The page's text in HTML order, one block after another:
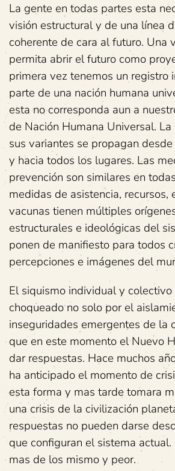
La gente en todas partes esta
visión estructural y de una línea
coherente de cara al futuro. Una
permita abrir el futuro como
primera vez tenemos un registro
parte de una nación humana
esta no corresponda aun a
de Nación Humana Universal.
sus variantes se propagan
y hacia todos los lugares. Las
prevención son similares en
medidas de asistencia, recursos,
vacunas tienen múltiples
estructurales e ideológicas del
ponen de manifiesto para todos
percepciones e imágenes del
El siquismo individual y
choqueado no solo por el
inseguridades emergentes de la
que en este momento el Nuevo
dar respuestas. Hace muchos
ha anticipado el momento de
esta forma y mas tarde tomara
una crisis de la civilización
respuestas no pueden darse
que configuran el sistema actual.
mas de los mismo y peor.